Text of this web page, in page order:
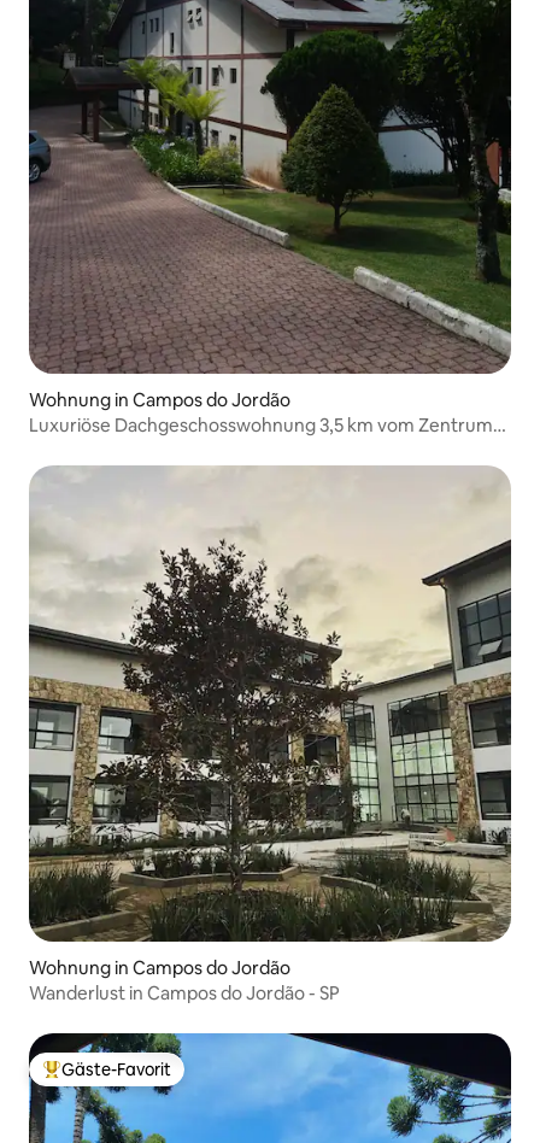
Wohnung in Campos do Jordão
Luxuriöse Dachgeschosswohnung 3,5 km vom Zentrum
Wohnung in Campos do Jordão
Wanderlust in Campos do Jordão - SP
Beliebter Gäste-Favorit.
Gäste-Favorit